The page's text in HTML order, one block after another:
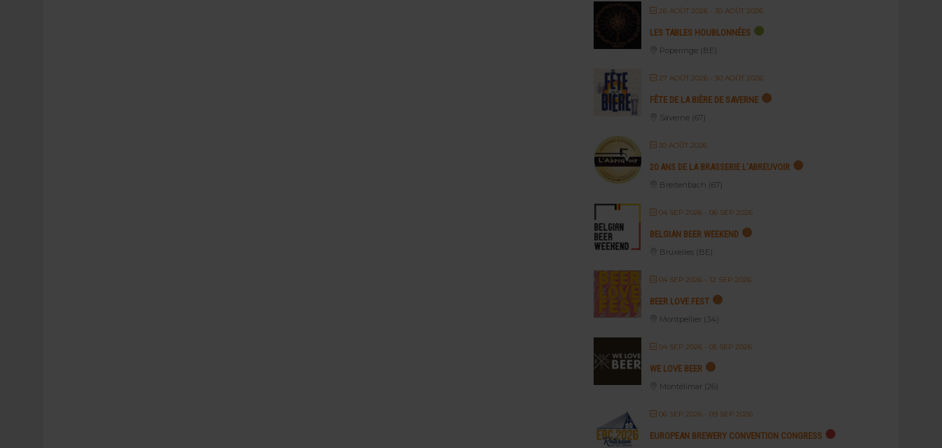
26 AOÛT 2026 - 30 AOÛT 2026
LES TABLES HOUBLONNÉES
Poperinge (BE)
27 AOÛT 2026 - 30 AOÛT 2026
FÊTE DE LA BIÈRE DE SAVERNE
Saverne (67)
30 AOÛT 2026
20 ANS DE LA BRASSERIE L’ABREUVOIR
Breitenbach (67)
04 SEP 2026 - 06 SEP 2026
BELGIAN BEER WEEKEND
Bruxelles (BE)
04 SEP 2026 - 12 SEP 2026
BEER LOVE FEST
Montpellier (34)
04 SEP 2026 - 05 SEP 2026
WE LOVE BEER
Montélimar (26)
06 SEP 2026 - 09 SEP 2026
EUROPEAN BREWERY CONVENTION CONGRESS